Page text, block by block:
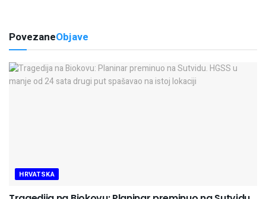
PovezaneObjave
HRVATSKA